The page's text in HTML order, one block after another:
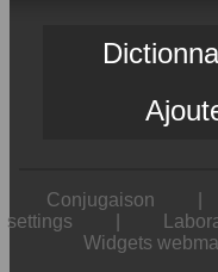
Conjugaison
settings
Widgets